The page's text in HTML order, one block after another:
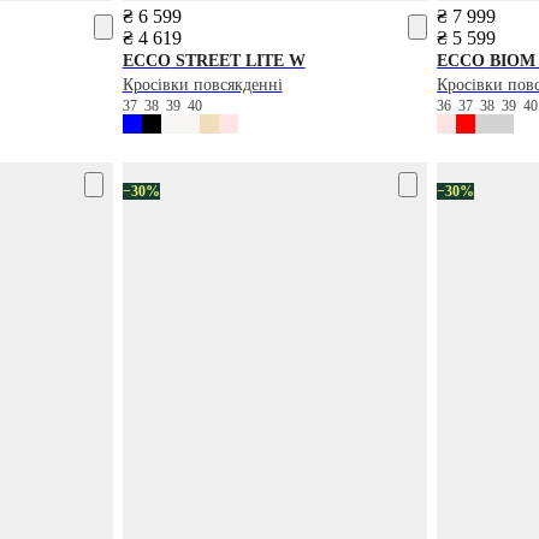
₴ 6 599
₴ 4 619
ECCOSTREET LITE W
Кросівки повсякденні
37 38 39 40
₴ 7 999
₴ 5 599
ECCO
Кросівки
36373839
−30% −30%